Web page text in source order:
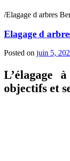
/Elagage d arbres
Elagage d
Posted on juin 5,
L’élagage
objectifs et